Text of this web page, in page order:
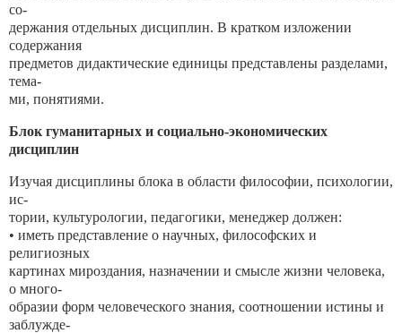
со-
держания отдельных дисциплин. В кратком изложении
содержания
предметов дидактические единицы представлены разделами,
тема-
ми, понятиями.
Блок гуманитарных и социально-экономических
дисциплин
Изучая дисциплины блока в области философии, психологии,
ис-
тории, культурологии, педагогики, менеджер должен:
• иметь представление о научных, философских и
религиозных
картинах мироздания, назначении и смысле жизни человека,
о много-
образии форм человеческого знания, соотношении истины и
заблужде-